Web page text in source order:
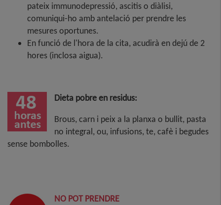
pateix immunodepressió, ascitis o diàlisi,
comuniqui-ho amb antelació per prendre les
mesures oportunes.
En funció de l'hora de la cita, acudirà en dejú de 2
hores (inclosa aigua).
Dieta pobre en residus:
Brous, carn i peix a la planxa o bullit, pasta
no integral, ou, infusions, te, cafè i begudes
sense bombolles.
NO POT PRENDRE